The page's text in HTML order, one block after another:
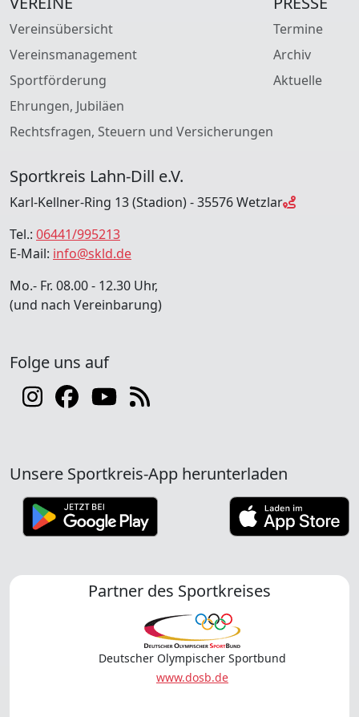
Vereinsübersicht
Vereinsmanagement
Sportförderung
Ehrungen, Jubiläen
Rechtsfragen, Steuern und Versicherungen
Termine
Archiv
Aktuelle
Sportkreis Lahn-Dill e.V.
Karl-Kellner-Ring 13 (Stadion) - 35576 Wetzlar
Tel.: 06441/995213
E-Mail: info@skld.de
Mo.- Fr. 08.00 - 12.30 Uhr,
(und nach Vereinbarung)
Folge uns auf
Unsere Sportkreis-App herunterladen
Partner des Sportkreises
Deutscher Olympischer Sportbund
www.dosb.de